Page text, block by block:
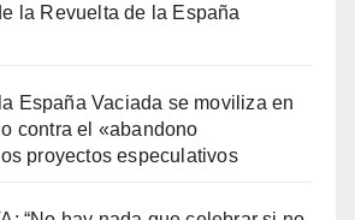
la Revuelta de la España
España Vaciada se moviliza en
contra el «abandono
proyectos especulativos